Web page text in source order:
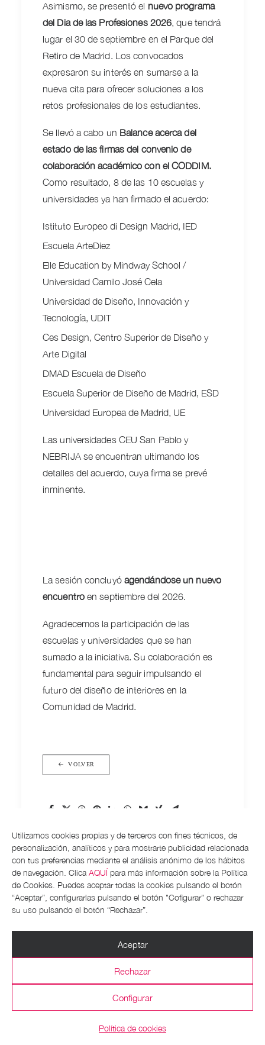
Utilizamos cookies propias y de terceros con fines técnicos, de
personalización, analíticos y para mostrarte publicidad relacionada
con tus preferencias mediante el análisis anónimo de los hábitos
de navegación. Clica AQUÍ para más información sobre la Política
de Cookies. Puedes aceptar todas la cookies pulsando el botón
“Aceptar”, configurarlas pulsando el botón "Cofigurar" o rechazar
su uso pulsando el botón “Rechazar”.
Aceptar
Rechazar
Configurar
Política de cookies
Asimismo, se presentó el nuevo programa
del Dia de las Profesiones 2026, que tendrá
lugar el 30 de septiembre en el Parque del
Retiro de Madrid. Los convocados
expresaron su interés en sumarse a la
nueva cita para ofrecer soluciones a los
retos profesionales de los estudiantes.
Se llevó a cabo un Balance acerca del
estado de las firmas del convenio de
colaboración académico con el CODDIM.
Como resultado, 8 de las 10 escuelas y
universidades ya han firmado el acuerdo:
Istituto Europeo di Design Madrid, IED
Escuela ArteDiez
Elle Education by Mindway School /
Universidad Camilo José Cela
Universidad de Diseño, Innovación y
Tecnología, UDIT
Ces Design, Centro Superior de Diseño y
Arte Digital
DMAD Escuela de Diseño
Escuela Superior de Diseño de Madrid, ESD
Universidad Europea de Madrid, UE
Las universidades CEU San Pablo y
NEBRIJA se encuentran ultimando los
detalles del acuerdo, cuya firma se prevé
inminente.
La sesión concluyó agendándose un nuevo
encuentroen septiembre del 2026.
Agradecemos la participación de las
escuelas y universidades que se han
sumado a la iniciativa. Su colaboración es
fundamental para seguir impulsando el
futuro del diseño de interiores en la
Comunidad de Madrid.
VOLVER
by albertoweb